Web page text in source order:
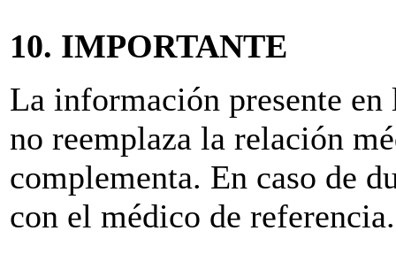
10. IMPORTANTE
La información presente
no reemplaza la relación
complementa. En caso de
con el médico de referencia.